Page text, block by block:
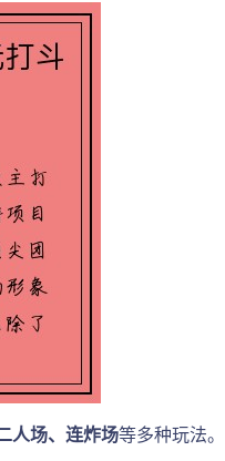
人场、连炸场等多种玩法。 |